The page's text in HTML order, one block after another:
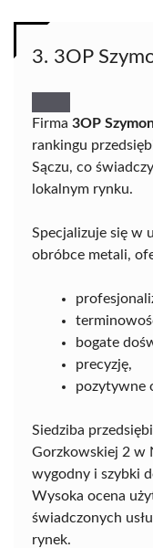
3. 3OP
Firma 3OP
rankingu
Sączu, co
lokalnym rynku.
Specjalizuje się w
obróbce metali,
bogate
precyzję,
pozytywne
Siedziba
Gorzkowskiej 2 w
wygodny i szybki
Wysoka ocena
świadczonych
rynek.